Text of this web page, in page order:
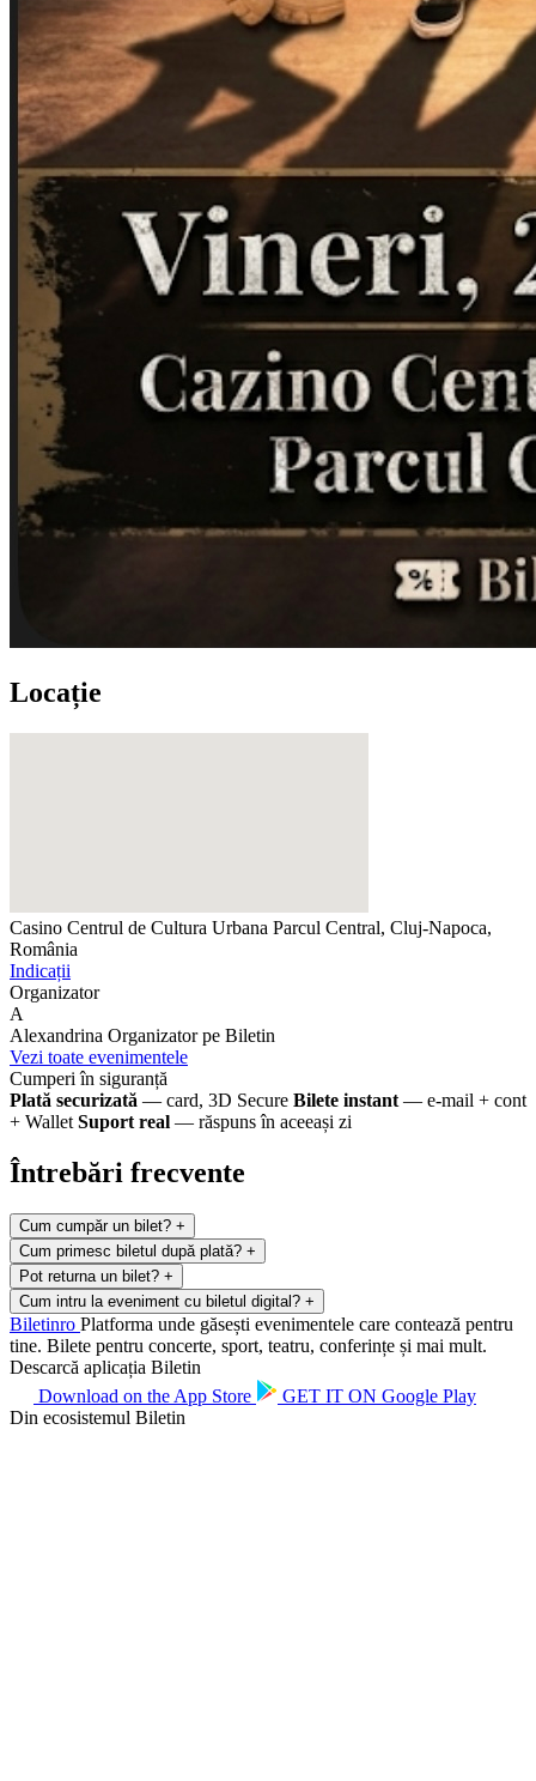
Locație
Casino Centrul de Cultura Urbana Parcul Central, Cluj-Napoca,
România
Indicații
Organizator
A
Alexandrina Organizator pe Biletin
Vezi toate evenimentele
Cumperi în siguranță
Plată securizată — card, 3D Secure Bilete instant — e-mail + cont
+ Wallet Suport real — răspuns în aceeași zi
Întrebări frecvente
Cum cumpăr un bilet? +
Cum primesc biletul după plată? +
Pot returna un bilet? +
Cum intru la eveniment cu biletul digital? +
Biletinro Platforma unde găsești evenimentele care contează pentru
tine. Bilete pentru concerte, sport, teatru, conferințe și mai mult.
Descarcă aplicația Biletin
Download on the App Store GET IT ON Google Play
Din ecosistemul Biletin